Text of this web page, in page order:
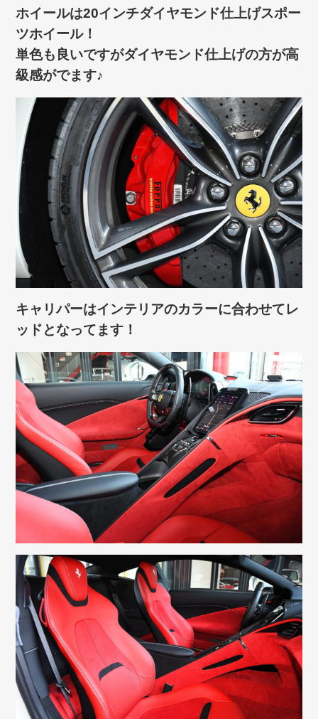
ホイールは20インチダイヤモンド仕上げスポー
ツホイール！
単色も良いですがダイヤモンド仕上げの方が高
級感がでます♪
キャリパーはインテリアのカラーに合わせてレ
ッドとなってます！